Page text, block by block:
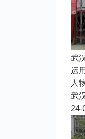
武
运
人
武
24-